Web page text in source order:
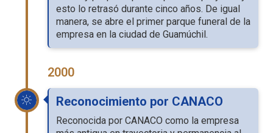
esto lo retrasó durante cinco años. De igual
manera, se abre el primer parque funeral de la
empresa en la ciudad de Guamúchil.
2000
Reconocimiento por CANACO
Reconocida por CANACO como la empresa